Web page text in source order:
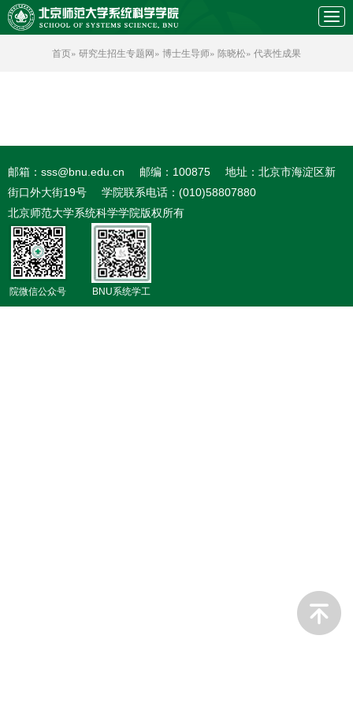
首页» 研究生招生专题网» 博士生导师» 陈晓松» 代表性成果
邮箱：sss@bnu.edu.cn 邮编：100875
地址：北京市海淀区新
街口外大街19号
学院联系电话：(010)58807880
北京师范大学系统科学学院版权所有
院微信公众号 BNU系统学工